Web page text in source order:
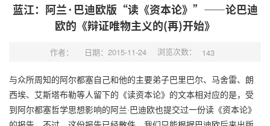
蓝江：阿兰·巴迪欧版“读《资本论》”——论巴迪
欧的《辩证唯物主义的(再)开始》
作者： 日期：2015-11-24 浏览次数： 143
与众所周知的阿尔都塞自己和他的主要弟子巴里巴尔、马舍雷、朗
西埃、艾斯塔布勒等人留下的《读资本论》的文本相对应的是，受
到阿尔都塞哲学思想影响的阿兰·巴迪欧也提交过一份读《资本论》